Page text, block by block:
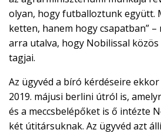
olyan, hogy futballoztunk együtt.
ketten, hanem hogy csapatban” –
arra utalva, hogy Nobilissal
tagjai.
Az ügyvéd a bíró kérdéseire
2019. májusi berlini útról is,
és a meccsbelépőket is ő intézte
két útitársuknak. Az ügyvéd azt